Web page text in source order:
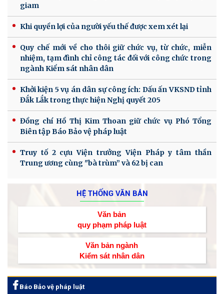
giam
Khi quyền lợi của người yếu thế được xem xét lại
Quy chế mới về cho thôi giữ chức vụ, từ chức, miễn
nhiệm, tạm đình chỉ công tác đối với công chức trong
ngành Kiểm sát nhân dân
Khởi kiện 5 vụ án dân sự công ích: Dấu ấn VKSND tỉnh
Đắk Lắk trong thực hiện Nghị quyết 205
Đồng chí Hồ Thị Kim Thoan giữ chức vụ Phó Tổng
Biên tập Báo Bảo vệ pháp luật
Truy tố 2 cựu Viện trưởng Viện Pháp y tâm thần
Trung ương cùng "bà trùm” và 62 bị can
HỆ THỐNG VĂN BẢN
Văn bản
quy phạm pháp luật
Văn bản ngành
Kiểm sát nhân dân
Báo Bảo vệ pháp luật